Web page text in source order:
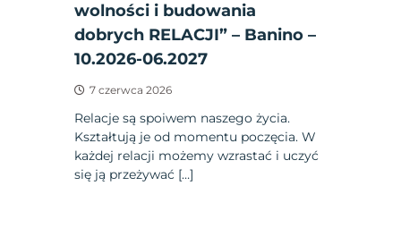
wolności i budowania
dobrych RELACJI” – Banino –
10.2026-06.2027
7 czerwca 2026
Relacje są spoiwem naszego życia.
Kształtują je od momentu poczęcia. W
każdej relacji możemy wzrastać i uczyć
się ją przeżywać […]